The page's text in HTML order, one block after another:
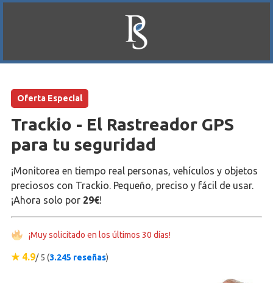
Oferta Especial
Trackio - El Rastreador GPS
para tu seguridad
¡Monitorea en tiempo real personas, vehículos y objetos
preciosos con Trackio. Pequeño, preciso y fácil de usar.
¡Ahora solo por 29€!
¡Muy solicitado en los últimos 30 días!
★ 4.9/ 5 (3.245 reseñas)